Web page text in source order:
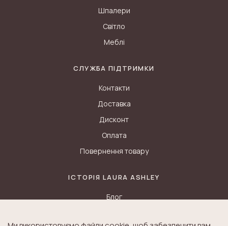
Шпалери
Світло
Меблі
СЛУЖБА ПІДТРИМКИ
Контакти
Доставка
Дисконт
Оплата
Повернення товару
ІСТОРІЯ LAURA ASHLEY
Блог